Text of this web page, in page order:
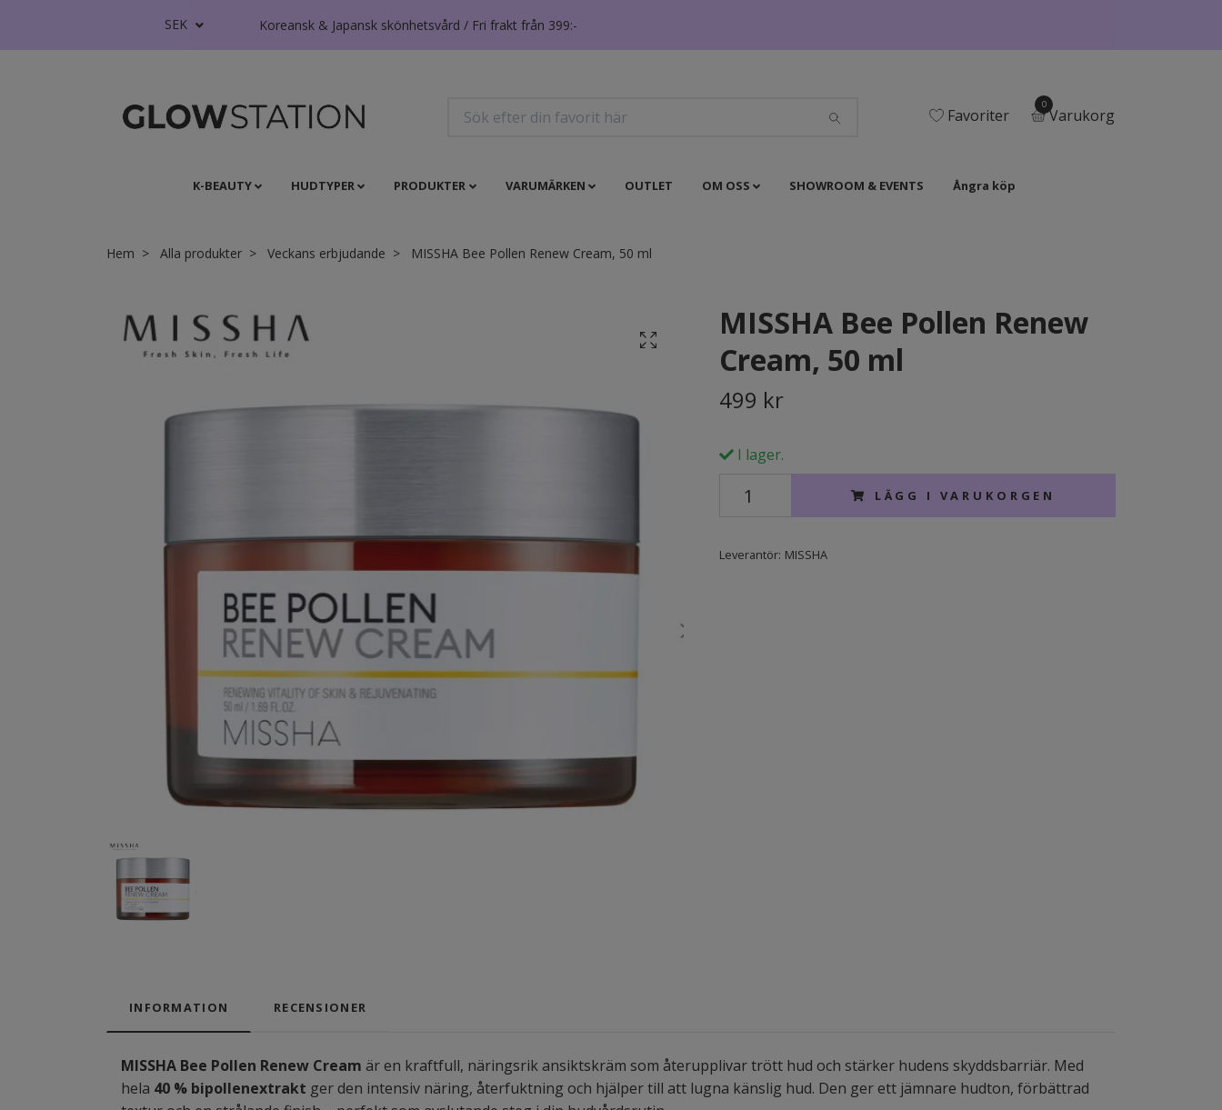
SEK Koreansk & Japansk skönhetsvård / Fri frakt från 399:-
Favoriter
0
Varukorg
K-BEAUTY HUDTYPER PRODUKTER VARUMÄRKEN OUTLET OM OSS SHOWROOM & EVENTS Ångra köp
Hem Alla produkter Veckans erbjudande MISSHA Bee Pollen Renew Cream, 50 ml
MISSHA Bee Pollen Renew
Cream, 50 ml
499 kr
I lager.
LÄGG I VARUKORGEN
Leverantör: MISSHA
INFORMATION RECENSIONER
MISSHA Bee Pollen Renew Cream är en kraftfull, näringsrik ansiktskräm som återupplivar trött hud och stärker hudens skyddsbarriär. Med
hela 40 % bipollenextrakt ger den intensiv näring, återfuktning och hjälper till att lugna känslig hud. Den ger ett jämnare hudton, förbättrad